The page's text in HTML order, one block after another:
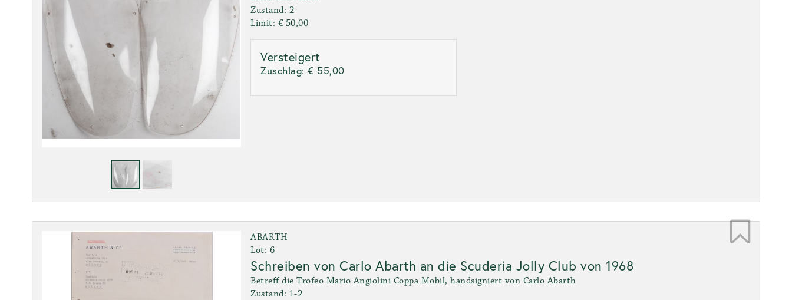
Zustand: 2-
Limit: € 50,00
Versteigert
Zuschlag:€ 55,00
ABARTH
Lot: 6
Schreiben von Carlo Abarth an die Scuderia Jolly Club von 1968
Betreff die Trofeo Mario Angiolini Coppa Mobil, handsigniert von Carlo Abarth
Zustand: 1-2